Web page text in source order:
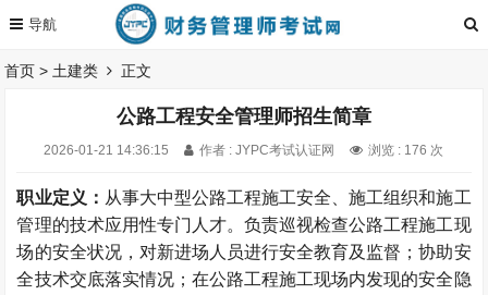
首页 > 土建类 正文
公路工程安全管理师招生简章
2026-01-21 14:36:15 作者 : JYPC考试认证网 浏览 : 176 次
职业定义： 从事大中型公路工程施工安全、施工组织和施工
管理的技术应用性专门人才。负责巡视检查公路工程施工现
场的安全状况，对新进场人员进行安全教育及监督；协助安
全技术交底落实情况；在公路工程施工现场内发现的安全隐